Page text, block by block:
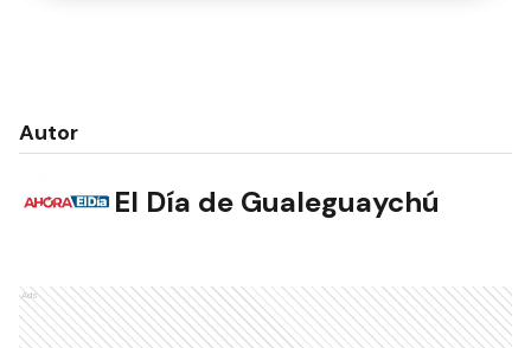
Autor
El Día de Gualeguaychú
Ads